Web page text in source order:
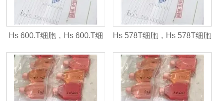
Hs 600.T细胞，Hs 600.T细
胞株
Hs 578T细胞，Hs 578T细胞
株